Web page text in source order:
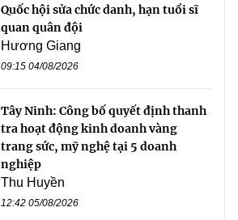
Quốc hội sửa chức danh, hạn tuổi sĩ
quan quân đội
Hương Giang
09:15 04/08/2026
Tây Ninh: Công bố quyết định thanh
tra hoạt động kinh doanh vàng
trang sức, mỹ nghệ tại 5 doanh
nghiệp
Thu Huyền
12:42 05/08/2026